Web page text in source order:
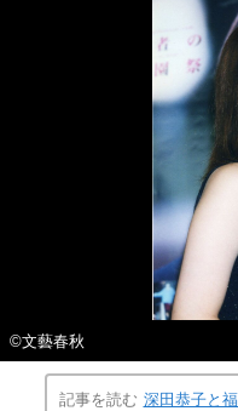
©️文藝春秋
記事を読む 深田恭子と